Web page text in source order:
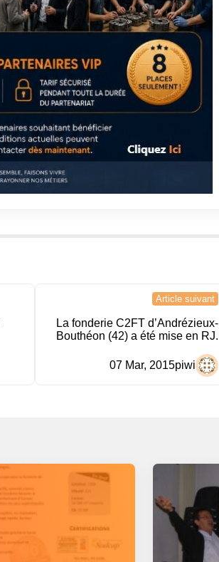
Article suivant
La fonderie C2FT d’Andrézieux-
Bouthéon (42) a été mise en RJ.
piwi
07 Mar, 2015